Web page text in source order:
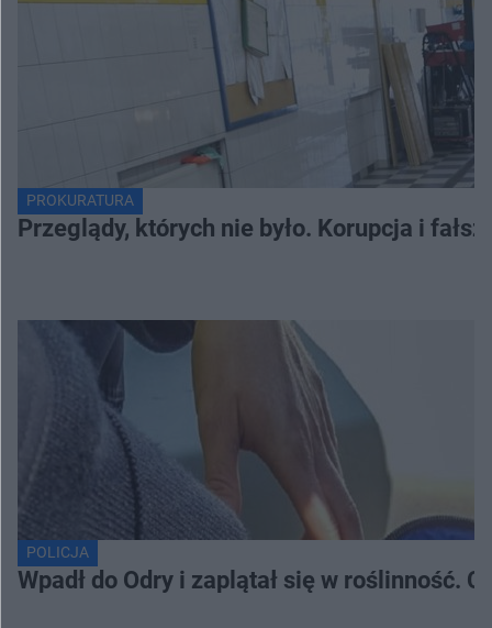
PROKURATURA
Przeglądy, których nie było. Korupcja i
POLICJA
Wpadł do Odry i zaplątał się w roślinność.